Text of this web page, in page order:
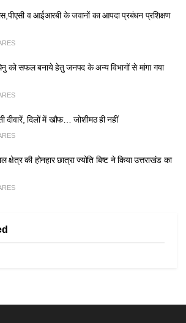
व आईआरबी के जवानों का आपदा प्रबंधन प्रशिक्षण
को सफल बनाये हेतु जनपद के अन्य विभागों से मांगा गया
दीवारें, दिलों में खौफ… जोशीमठ ही नहीं
क्षेत्र की होनहार छात्रा ज्योति बिष्ट ने किया उत्तराखंड का